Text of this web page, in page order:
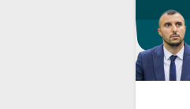
الداخلية ترفع جاهزية انتخابات 2026.. تفتيش مراكز الاقتراع وتعبئة 350 ألف مؤطر